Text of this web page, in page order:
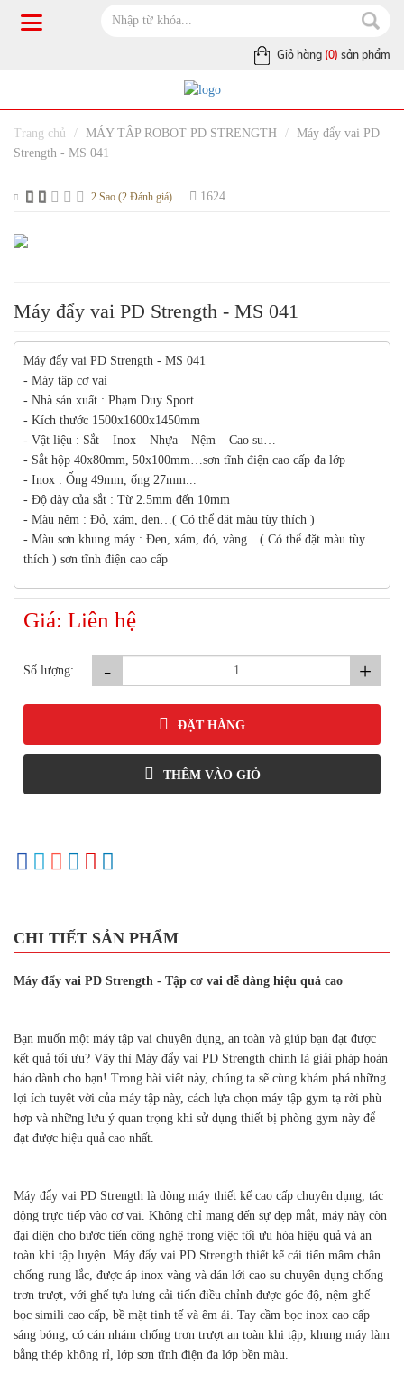
Giỏ hàng (0) sản phẩm
Trang chủ MÁY TÂP ROBOT PD STRENGTH
Máy đẩy vai PD
Strength - MS 041
2 Sao (2 Đánh giá) 1624
Máy đẩy vai PD Strength - MS 041
Máy đẩy vai PD Strength - MS 041
- Máy tập cơ vai
- Nhà sản xuất : Phạm Duy Sport
- Kích thước 1500x1600x1450mm
- Vật liệu : Sắt – Inox – Nhựa – Nệm – Cao su…
- Sắt hộp 40x80mm, 50x100mm…sơn tĩnh điện cao cấp đa lớp
- Inox : Ống 49mm, ống 27mm...
- Độ dày của sắt : Từ 2.5mm đến 10mm
- Màu nệm : Đỏ, xám, đen…( Có thể đặt màu tùy thích )
- Màu sơn khung máy : Đen, xám, đỏ, vàng…( Có thể đặt màu tùy
thích ) sơn tĩnh điện cao cấp
Giá: Liên hệ
Số lượng: - +
ĐẶT HÀNG
THÊM VÀO GIỎ
CHI TIẾT SẢN PHẨM
Máy đẩy vai PD Strength - Tập cơ vai dễ dàng hiệu quả cao
Bạn muốn một máy tập vai chuyên dụng, an toàn và giúp bạn đạt được
kết quả tối ưu? Vậy thì Máy đẩy vai PD Strength chính là giải pháp hoàn
hảo dành cho bạn! Trong bài viết này, chúng ta sẽ cùng khám phá những
lợi ích tuyệt vời của máy tập này, cách lựa chọn máy tập gym tạ rời phù
hợp và những lưu ý quan trọng khi sử dụng thiết bị phòng gym này để
đạt được hiệu quả cao nhất.
Máy đẩy vai PD Strength là dòng máy thiết kế cao cấp chuyên dụng, tác
động trực tiếp vào cơ vai. Không chỉ mang đến sự đẹp mắt, máy này còn
đại diện cho bước tiến công nghệ trong việc tối ưu hóa hiệu quả và an
toàn khi tập luyện. Máy đẩy vai PD Strength thiết kế cải tiến mâm chân
chống rung lắc, được áp inox vàng và dán lới cao su chuyên dụng chống
trơn trượt, với ghế tựa lưng cải tiến điều chỉnh được góc độ, nệm ghế
bọc simili cao cấp, bề mặt tinh tế và êm ái. Tay cầm bọc inox cao cấp
sáng bóng, có cán nhám chống trơn trượt an toàn khi tập, khung máy làm
bằng thép không rỉ, lớp sơn tĩnh điện đa lớp bền màu.